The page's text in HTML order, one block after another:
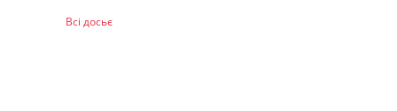
Всі досьє